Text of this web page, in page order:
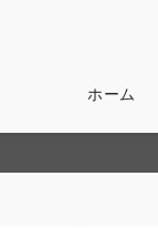
ホーム